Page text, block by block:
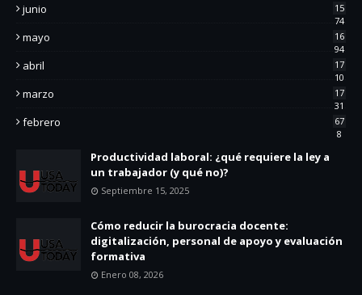
junio
15
74
mayo
16
94
abril
17
10
marzo
17
31
febrero
67
8
Productividad laboral: ¿qué requiere la ley a
un trabajador (y qué no)?
Septiembre 15, 2025
Cómo reducir la burocracia docente:
digitalización, personal de apoyo y evaluación
formativa
Enero 08, 2026